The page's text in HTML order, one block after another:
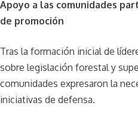
Apoyo a las comunidades
de promoción
Tras la formación inicial de
sobre legislación forestal y
comunidades expresaron la
iniciativas de defensa.